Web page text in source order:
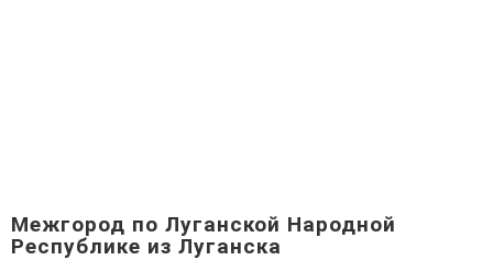
Межгород по Луганской Народной
Республике из Луганска